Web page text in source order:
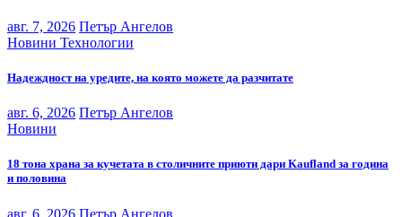
авг. 7, 2026 Петър Ангелов
Новини Технологии
Надеждност на уредите, на която можете да разчитате
авг. 6, 2026 Петър Ангелов
Новини
18 тона храна за кучетата в столичните приюти дари Kaufland за година
и половина
авг. 6, 2026 Петър Ангелов